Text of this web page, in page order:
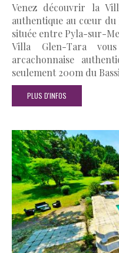
Venez découvrir la
authentique au cœur du
située entre Pyla-sur-
Villa Glen-Tara
arcachonnaise
seulement 200m du
PLUS D'INFOS